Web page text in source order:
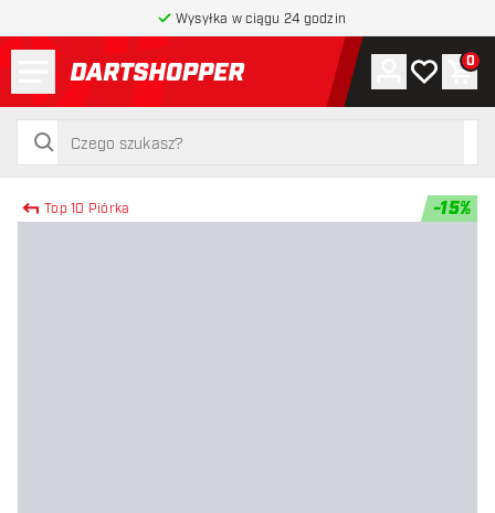
Wysyłka w ciągu 24 godzin
powrót do strony głównej
szukaj
szukaj
Konto
Moja lista
0
Top 10 Piórka -15%